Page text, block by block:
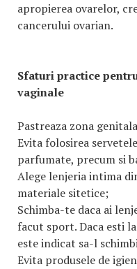
apropierea ovarelor,
cancerului ovarian.
Sfaturi practice
vaginale
Pastreaza zona
Evita folosirea
parfumate, precum si
Alege lenjeria intima
materiale sitetice;
Schimba-te daca ai
facut sport. Daca esti
este indicat sa-l
Evita produsele de